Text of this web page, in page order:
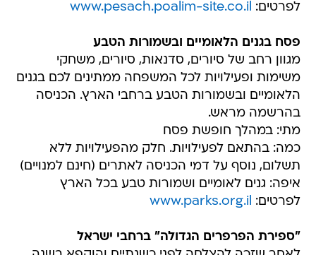
לפרטים: www.pesach.poalim-site.co.il
פסח בגנים הלאומיים ובשמורות הטבע
מגוון רחב של סיורים, סדנאות, סיורים, משחקי
משימות ופעילויות לכל המשפחה ממתינים לכם בגנים
הלאומיים ובשמורות הטבע ברחבי הארץ. הכניסה
בהרשמה מראש.
מתי: במהלך חופשת פסח
כמה: בהתאם לפעילויות. חלק מהפעילויות ללא
תשלום, נוסף על דמי הכניסה לאתרים (חינם למנויים)
איפה: גנים לאומיים ושמורות טבע בכל הארץ
לפרטים: www.parks.org.il
"ספירת הפרפרים הגדולה" ברחבי ישראל